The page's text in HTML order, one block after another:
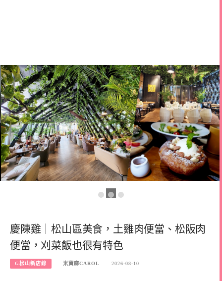
慶陳雞｜松山區美食，土雞肉便當、松阪肉
便當，刈菜飯也很有特色
G松山新店線 米寶麻CAROL 2026-08-10